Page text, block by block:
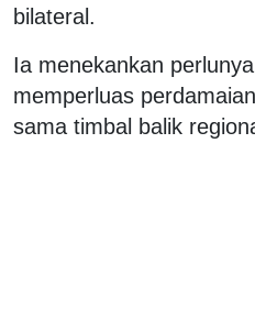
bilateral.
Ia menekankan
memperluas
sama timbal balik